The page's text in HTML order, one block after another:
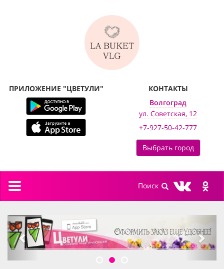
ПРИЛОЖЕНИЕ "ЦВЕТУЛИ"
КОНТАКТЫ
Волгоград
ул. Советская, 12
+7-927-50-42-777
Выбрать город
Toggle
previous